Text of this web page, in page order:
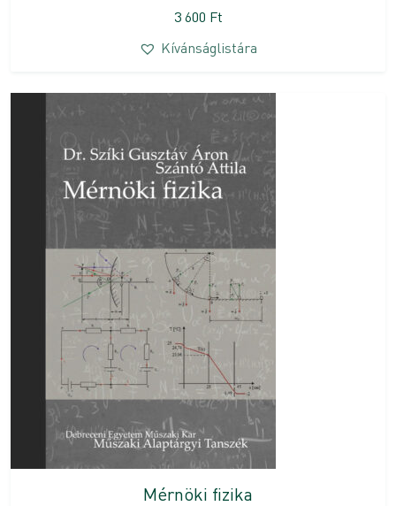
3 600 Ft
Kívánságlistára
Mérnöki fizika